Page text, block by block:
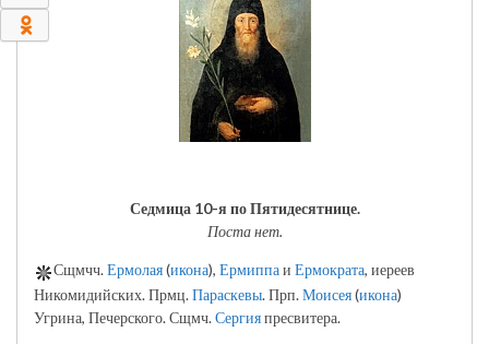
Седмица 10-я по Пятидесятнице.
Поста нет.
Сщмчч.Ермолая(икона), Ермиппаи Ермократа, иереев
Никомидийских. Прмц.Параскевы. Прп.Моисея(икона)
Угрина, Печерского. Сщмч.Сергияпресвитера.